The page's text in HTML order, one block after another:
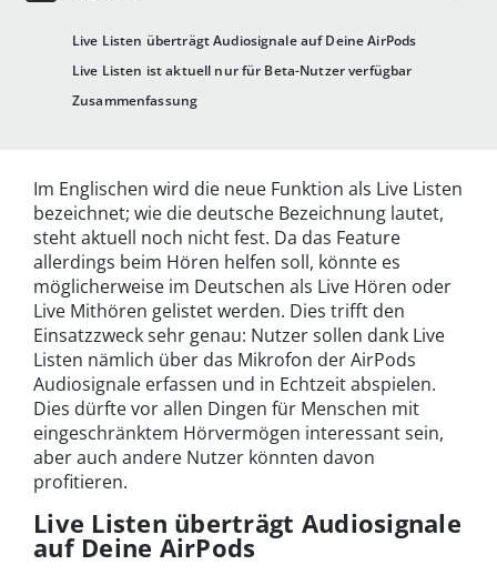
Live Listen überträgt Audiosignale auf Deine AirPods
Live Listen ist aktuell nur für Beta-Nutzer verfügbar
Zusammenfassung
Im Englischen wird die neue Funktion als Live Listen
bezeichnet; wie die deutsche Bezeichnung lautet,
steht aktuell noch nicht fest. Da das Feature
allerdings beim Hören helfen soll, könnte es
möglicherweise im Deutschen als Live Hören oder
Live Mithören gelistet werden. Dies trifft den
Einsatzzweck sehr genau: Nutzer sollen dank Live
Listen nämlich über das Mikrofon der AirPods
Audiosignale erfassen und in Echtzeit abspielen.
Dies dürfte vor allen Dingen für Menschen mit
eingeschränktem Hörvermögen interessant sein,
aber auch andere Nutzer könnten davon
profitieren.
Live Listen überträgt Audiosignale
auf Deine AirPods